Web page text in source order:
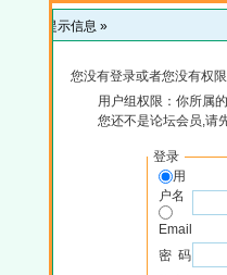
提示信息 »
您没有登录或者您没有权
用户组权限：你所属
您还不是论坛会员,请
登录
用
户名
Email
密 码